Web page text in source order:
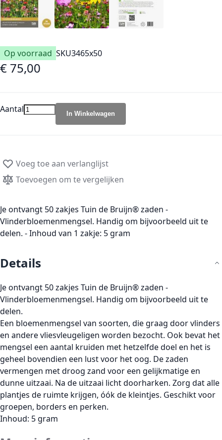
Op voorraad SKU3465x50
€ 75,00
Aantal In Winkelwagen
Voeg toe aan verlanglijst
Toevoegen om te vergelijken
Je ontvangt 50 zakjes Tuin de Bruijn® zaden -
Vlinderbloemenmengsel. Handig om bijvoorbeeld uit te
delen. - Inhoud van 1 zakje: 5 gram
Details
Je ontvangt 50 zakjes Tuin de Bruijn® zaden -
Vlinderbloemenmengsel. Handig om bijvoorbeeld uit te
delen.
Een bloemenmengsel van soorten, die graag door vlinders
en andere vliesvleugeligen worden bezocht. Ook bevat het
mengsel een aantal kruiden met hetzelfde doel en het is
geheel bovendien een lust voor het oog. De zaden
vermengen met droog zand voor een gelijkmatige en
dunne uitzaai. Na de uitzaai licht doorharken. Zorg dat alle
plantjes de ruimte krijgen, óók de kleintjes. Geschikt voor
groepen, borders en perken.
Inhoud: 5 gram